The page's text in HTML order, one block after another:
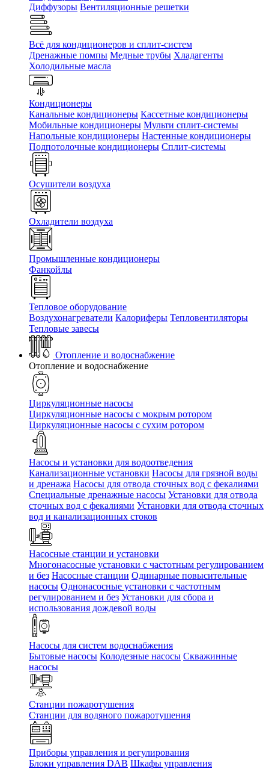
Диффузоры Вентиляционные решетки
Всё для кондиционеров и сплит-систем
Дренажные помпы Медные трубы Хладагенты
Холодильные масла
Кондиционеры
Канальные кондиционеры Кассетные кондиционеры
Мобильные кондиционеры Мульти сплит-системы
Напольные кондиционеры Настенные кондиционеры
Подпотолочные кондиционеры Сплит-системы
Осушители воздуха
Охладители воздуха
Промышленные кондиционеры
Фанкойлы
Тепловое оборудование
Воздухонагреватели Калориферы Тепловентиляторы
Тепловые завесы
Отопление и водоснабжение
Отопление и водоснабжение
Циркуляционные насосы
Циркуляционные насосы с мокрым ротором
Циркуляционные насосы с сухим ротором
Насосы и установки для водоотведения
Канализационные установки Насосы для грязной воды
и дренажа Насосы для отвода сточных вод c фекалиями
Специальные дренажные насосы Установки для отвода
сточных вод c фекалиями Установки для отвода сточных
вод и канализационных стоков
Насосные станции и установки
Многонасосные установки с частотным регулированием
и без Насосные станции Одинарные повысительные
насосы Однонасосные установки с частотным
регулированием и без Установки для сбора и
использования дождевой воды
Насосы для систем водоснабжения
Бытовые насосы Колодезные насосы Скважинные
насосы
Станции пожаротушения
Станции для водяного пожаротушения
Приборы управления и регулирования
Блоки управления DAB Шкафы управления